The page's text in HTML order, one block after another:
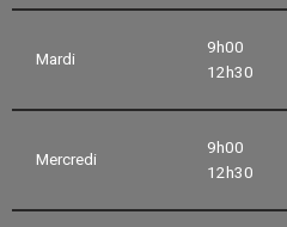
Mardi
9h00
12h30
Mercredi
9h00
12h30